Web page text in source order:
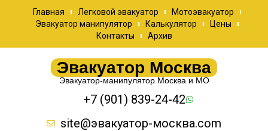
Главная Легковой эвакуатор
Мотоэвакуатор
Эвакуатор манипулятор
Калькулятор
Цены
Контакты
Архив
Эвакуатор Москва
Эвакуатор-манипулятор Москва и МО
+7 (901) 839-24-42
site@эвакуатор-москва.com